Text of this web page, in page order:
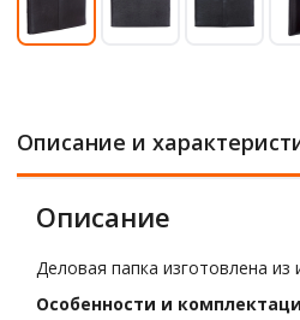
Описание и
Описание
Деловая папка изготовлена
Особенности и